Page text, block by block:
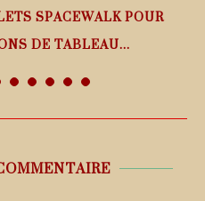
SPACEWALK POUR
DE TABLEAU...